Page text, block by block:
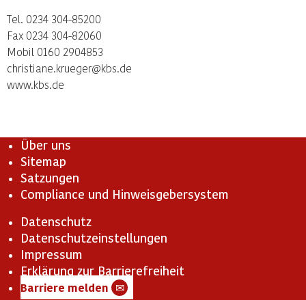
Tel. 0234 304-85200
Fax 0234 304-82060
Mobil 0160 2904853
christiane.krueger@kbs.de
www.kbs.de
Über uns
Sitemap
Satzungen
Compliance und Hinweisgebersystem
Datenschutz
Datenschutzeinstellungen
Impressum
Erklärung zur Barrierefreiheit
Barriere melden ✉